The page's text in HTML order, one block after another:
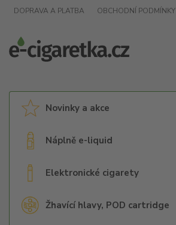
DOPRAVA A PLATBA OBCHODNÍ PODMÍNKY
Novinky a akce
Náplně e-liquid
Elektronické cigarety
Žhavící hlavy, POD cartridge